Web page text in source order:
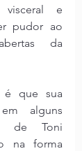
visceral e
pudor ao
da
é que sua
alguns
de Toni
na forma